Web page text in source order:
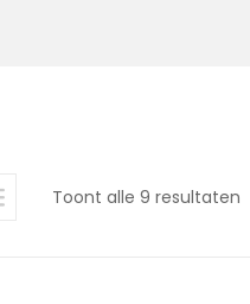
Toont alle 9 resultaten